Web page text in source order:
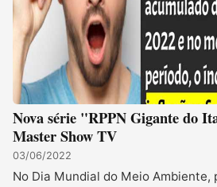
Nova série "RPPN Gigante do
Master Show TV
03/06/2022
No Dia Mundial do Meio Ambiente,